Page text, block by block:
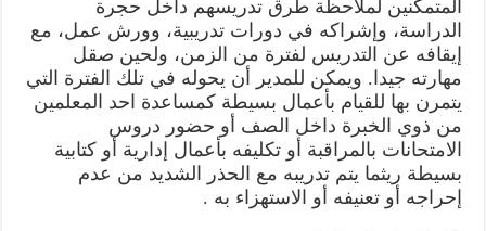
المتمكنين لملاحظة طرق تدريسهم داخل حجرة
الدراسة، وإشراكه في دورات تدريبية، وورش عمل، مع
إيقافه عن التدريس لفترة من الزمن، ولحين صقل
مهارته جيدا. ويمكن للمدير أن يحوله في تلك الفترة التي
يتمرن بها للقيام بأعمال بسيطة كمساعدة احد المعلمين
من ذوي الخبرة داخل الصف أو حضور دروس
الامتحانات بالمراقبة أو تكليفه بأعمال إدارية أو كتابية
بسيطة ريثما يتم تدريبه مع الحذر الشديد من عدم
إحراجه أو تعنيفه أو الاستهزاء به .